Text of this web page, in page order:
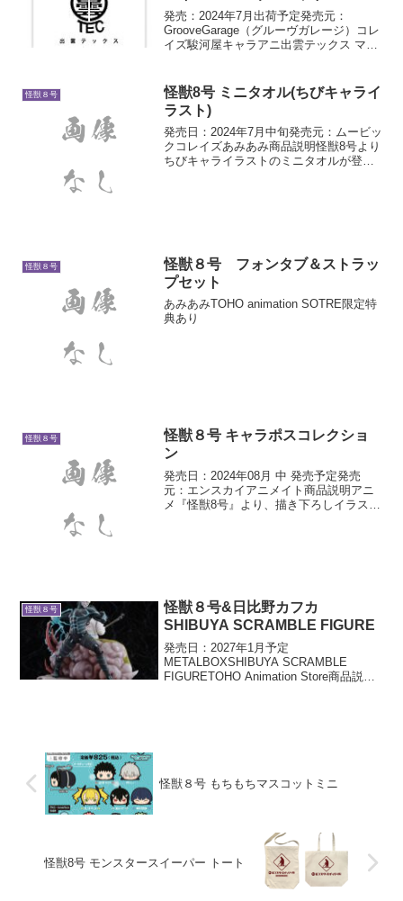
発売：2024年7月出荷予定発売元：
GrooveGarage（グルーヴガレージ）コレ
イズ駿河屋キャラアニ出雲テックス マウ
ウスパッド」が登場しました。企業が支
給する備...
怪獣８号
怪獣8号 ミニタオル(ちびキャライ
ラスト)
発売日：2024年7月中旬発売元：ムービッ
クコレイズあみあみ商品説明怪獣8号より
ちびキャライラストのミニタオルが登
怪獣８号
怪獣８号 フォンタブ＆ストラッ
プセット
あみあみTOHO animation SOTRE限定特
典あり
怪獣８号
怪獣８号 キャラポスコレクショ
ン
発売日：2024年08月 中 発売予定発売
元：エンスカイアニメイト商品説明アニ
メ『怪獣8号』より、描き下ろしイラスト
怪獣８号
怪獣８号&日比野カフカ
SHIBUYA SCRAMBLE FIGURE
発売日：2027年1月予定
METALBOXSHIBUYA SCRAMBLE
FIGURETOHO Animation Store商品説明
怪獣８号 もちもちマスコットミニ
怪獣8号 モンスタースイーパー トート